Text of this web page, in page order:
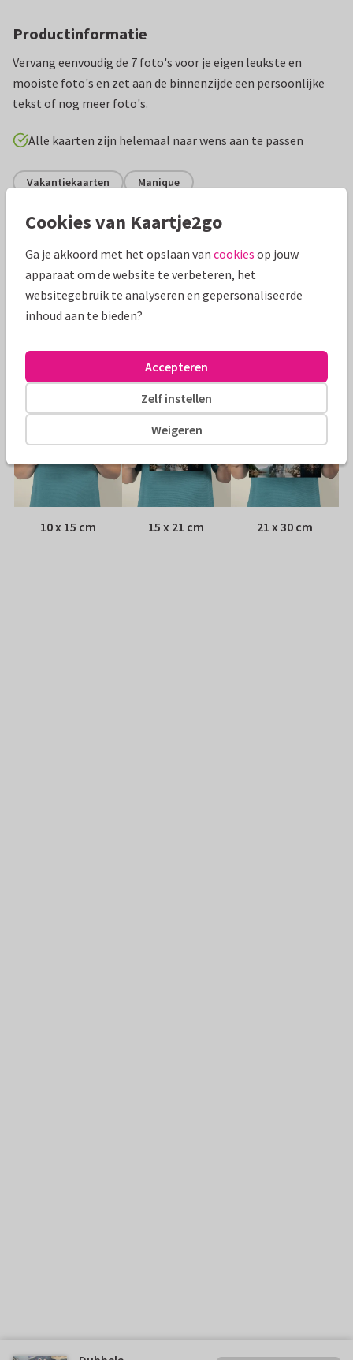
Productinformatie
Vervang eenvoudig de 7 foto's voor je eigen leukste en
mooiste foto's en zet aan de binnenzijde een persoonlijke
tekst of nog meer foto's.
Alle kaarten zijn helemaal naar wens aan te passen
Vakantiekaarten Manique
Specificaties bij deze kaart
Papiersoort: Kies uit 6 luxe papiersoorten
Witte vensterenvelop
Formaten
10 x 15 cm 15 x 21 cm 21 x 30 cm
Cookies van Kaartje2go
Ga je akkoord met het opslaan van cookies op jouw
apparaat om de website te verbeteren, het
websitegebruik te analyseren en gepersonaliseerde
inhoud aan te bieden?
Weigeren
Zelf instellen
Accepteren